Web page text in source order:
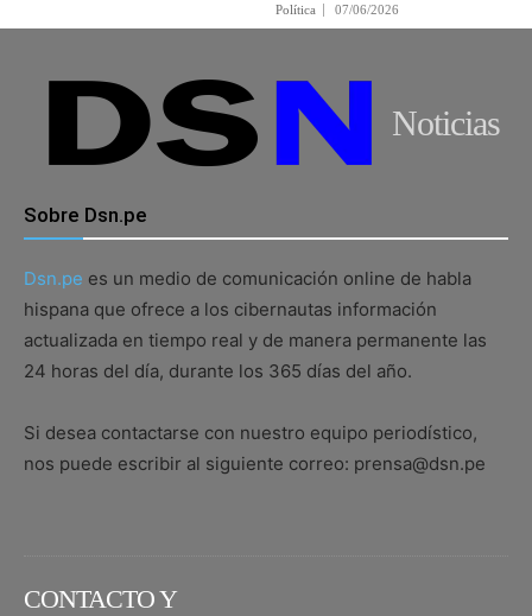
Política 07/06/2026
Noticias
Sobre Dsn.pe
Dsn.pe es un medio de comunicación online de habla
hispana que ofrece a los cibernautas información
actualizada en tiempo real y de manera permanente las
24 horas del día, durante los 365 días del año.
Si desea contactarse con nuestro equipo periodístico,
nos puede escribir al siguiente correo: prensa@dsn.pe
CONTACTO Y